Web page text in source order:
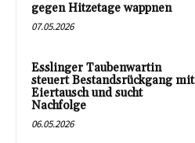
gegen Hitzetage wappnen
07.05.2026
Esslinger Taubenwartin
steuert Bestandsrückgang mit
Eiertausch und sucht
Nachfolge
06.05.2026